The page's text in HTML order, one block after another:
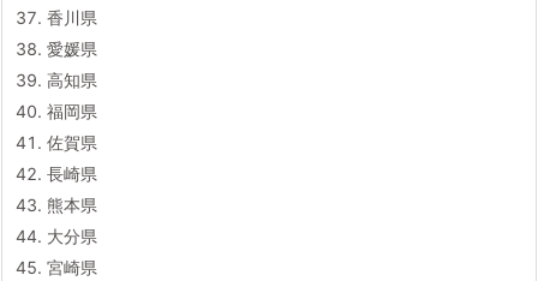
香川県
愛媛県
高知県
福岡県
佐賀県
長崎県
熊本県
大分県
宮崎県